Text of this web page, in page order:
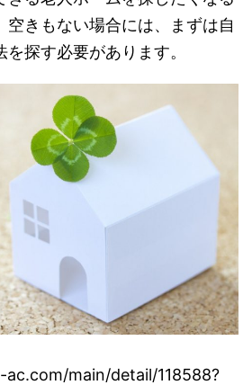
空きもない場合には、まずは自
探す必要があります。
main/detail/118588?